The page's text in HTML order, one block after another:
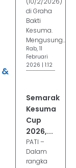
di Graha
Bakti
Kesuma.
Mengusung...
Rab, 11
Februari
2026 | 1:12
Semarak
Kesuma
Cup
2026,...
PATI –
Dalam
rangka